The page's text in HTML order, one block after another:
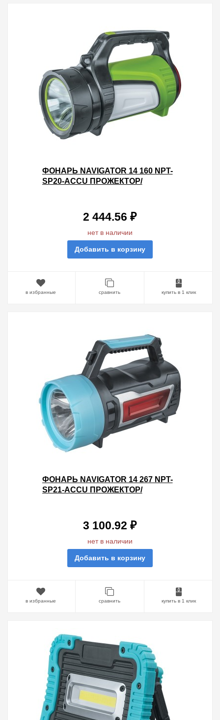
ФОНАРЬ NAVIGATOR 14 160 NPT-
SP20-ACCU ПРОЖЕКТОР/
2 444.56 ₽
нет в наличии
Добавить в корзину
в избранные сравнить купить в 1 клик
ФОНАРЬ NAVIGATOR 14 267 NPT-
SP21-ACCU ПРОЖЕКТОР/
3 100.92 ₽
нет в наличии
Добавить в корзину
в избранные сравнить купить в 1 клик